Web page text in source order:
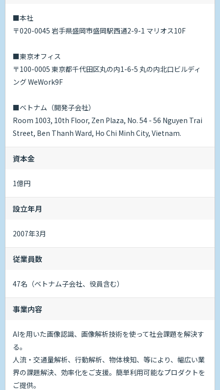
■本社
〒020-0045 岩手県盛岡市盛岡駅西通2-9-1 マリオス10F
■東京オフィス
〒100-0005 東京都千代田区丸の内1-6-5 丸の内北口ビルディ
ング WeWork9F
■ベトナム（開発子会社）
Room 1003, 10th Floor, Zen Plaza, No. 54 - 56 Nguyen Trai
Street, Ben Thanh Ward, Ho Chi Minh City, Vietnam.
資本金
1億円
設立年月
2007年3月
従業員数
47名（ベトナム子会社、役員含む）
事業内容
AIを用いた画像認識、画像解析技術を使って社会課題を解決す
る。
人流・交通量解析、行動解析、物体検知、等により、幅広い業
界の課題解決、効率化をご支援。簡単利用可能なプロダクトを
ご提供。